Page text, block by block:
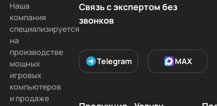
Наша
компания
специализируется
на
производстве
мощных
игровых
компьютеров
и продаже
Связь с экспертом без
звонков
Telegram MAX